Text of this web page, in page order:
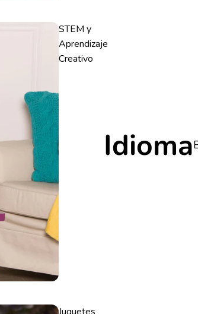
STEM y
Aprendizaje
Creativo
Idioma